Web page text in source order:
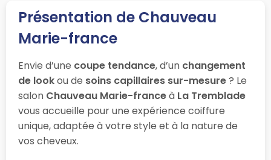
Présentation de Chauveau
Marie-france
Envie d’une coupe tendance, d’un changement
de lookou de soins capillaires sur-mesure? Le
salon Chauveau Marie-franceà La Tremblade
vous accueille pour une expérience coiffure
unique, adaptée à votre style et à la nature de
vos cheveux.